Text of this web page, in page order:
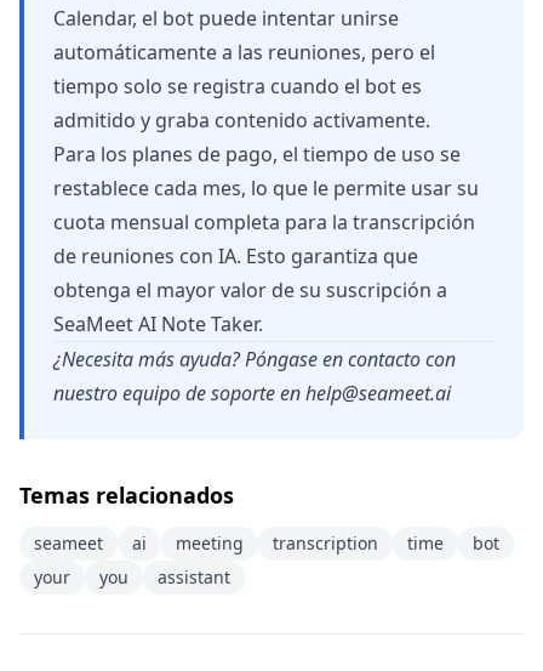
Calendar, el bot puede intentar unirse
automáticamente a las reuniones, pero el
tiempo solo se registra cuando el bot es
admitido y graba contenido activamente.
Para los planes de pago, el tiempo de uso se
restablece cada mes, lo que le permite usar su
cuota mensual completa para la transcripción
de reuniones con IA. Esto garantiza que
obtenga el mayor valor de su suscripción a
SeaMeet AI Note Taker.
¿Necesita más ayuda? Póngase en contacto con
nuestro equipo de soporte enhelp@seameet.ai
Temas relacionados
seameet ai meeting transcription time
bot
your
you assistant